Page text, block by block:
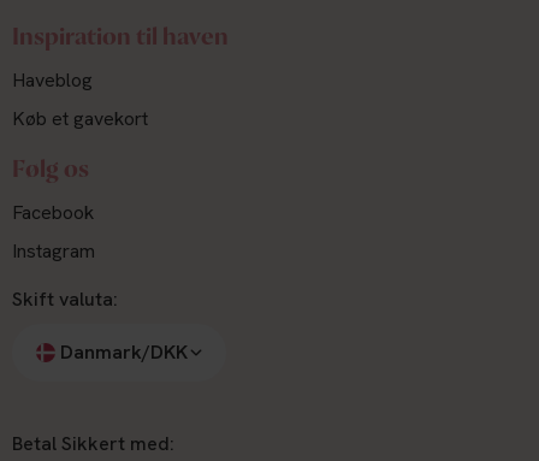
Inspiration til haven
Haveblog
Køb et gavekort
Følg os
Facebook
Instagram
Skift valuta:
Danmark/DKK
Betal Sikkert med: